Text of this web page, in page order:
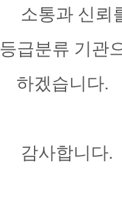
소통과 신뢰
등급분류 기관
하겠습니다.
감사합니다.